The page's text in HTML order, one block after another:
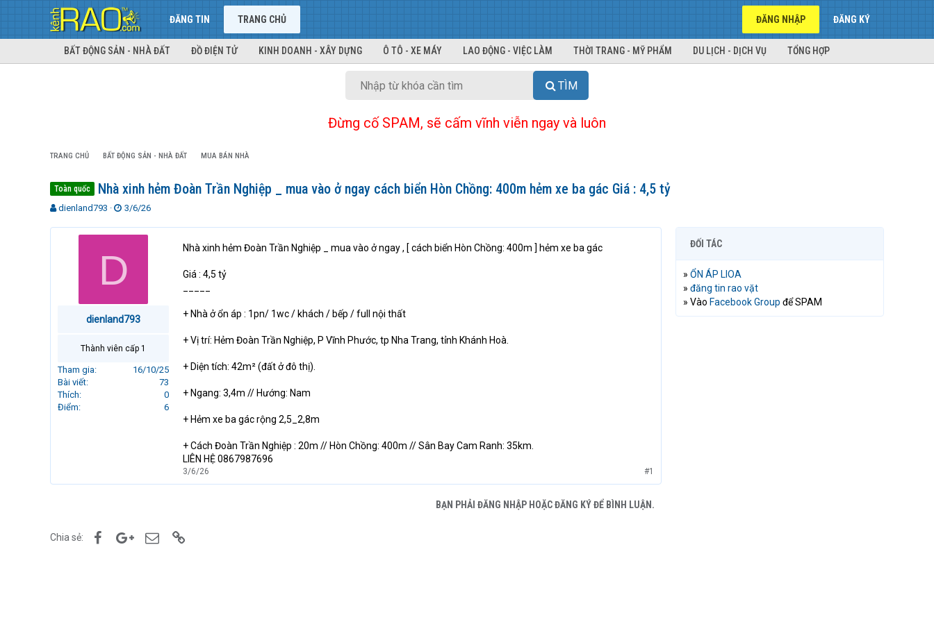
ĐĂNG TIN TRANG CHỦ ĐĂNG NHẬP ĐĂNG KÝ
BẤT ĐỘNG SẢN - NHÀ ĐẤT ĐỒ ĐIỆN TỬ KINH DOANH - XÂY DỰNG Ô TÔ - XE MÁY LAO ĐỘNG - VIỆC LÀM THỜI TRANG - MỸ PHẨM DU LỊCH - DỊCH VỤ TỔNG HỢP
TÌM
Đừng cố SPAM, sẽ cấm vĩnh viễn ngay và luôn
TRANG CHỦ BẤT ĐỘNG SẢN - NHÀ ĐẤT MUA BÁN NHÀ
Toàn quốc Nhà xinh hẻm Đoàn Trần Nghiệp _ mua vào ở ngay cách biển Hòn Chồng: 400m hẻm xe ba gác Giá : 4,5 tỷ
T
dienland793
N
à
ử
i
3/6/26
D
dienland793
Thành viên cấp 1
Tham gia
16/10/25
Bài viết
73
Thích
0
Điểm
6
Nhà xinh hẻm Đoàn Trần Nghiệp _ mua vào ở ngay , [ cách biển Hòn Chồng: 400m ] hẻm xe ba gác
Giá : 4,5 tỷ
+ Nhà ở ổn áp : 1pn/ 1wc / khách / bếp / full nội thất
+ Vị trí: Hẻm Đoàn Trần Nghiệp, P Vĩnh Phước, tp Nha Trang, tỉnh Khánh Hoà.
+ Diện tích: 42m² (đất ở đô thị).
+ Ngang: 3,4m // Hướng: Nam
+ Hẻm xe ba gác rộng 2,5_2,8m
+ Cách Đoàn Trần Nghiệp : 20m // Hòn Chồng: 400m // Sân Bay Cam Ranh: 35km.
LIÊN HỆ 0867987696
3/6/26 #1
BẠN PHẢI ĐĂNG NHẬP HOẶC ĐĂNG KÝ ĐỂ BÌNH LUẬN.
Chia sẻ: FacebookGoogle+Email
ĐỐI TÁC
» ỔN ÁP LIOA
» đăng tin rao vặt
» Vào Facebook Group để SPAM